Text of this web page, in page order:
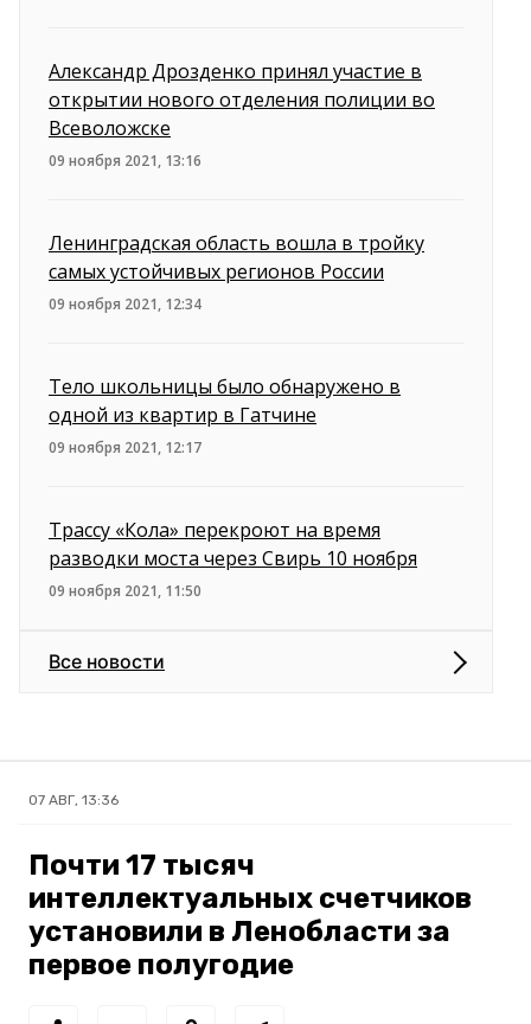
Александр Дрозденко принял участие в
открытии нового отделения полиции во
Всеволожске
09 ноября 2021, 13:16
Ленинградская область вошла в тройку
самых устойчивых регионов России
09 ноября 2021, 12:34
Тело школьницы было обнаружено в
одной из квартир в Гатчине
09 ноября 2021, 12:17
Трассу «Кола» перекроют на время
разводки моста через Свирь 10 ноября
09 ноября 2021, 11:50
Все новости
07 АВГ, 13:36
Почти 17 тысяч
интеллектуальных счетчиков
установили в Ленобласти за
первое полугодие